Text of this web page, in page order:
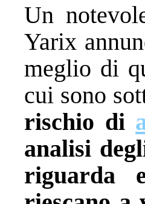
Un
Yarix
meglio di
cui sono
rischio di
analisi
riguarda